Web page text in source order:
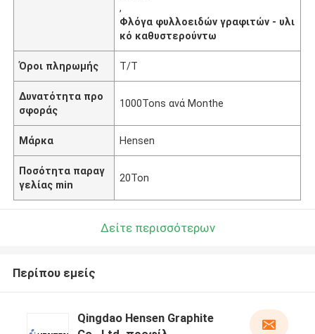
,
Φλόγα φυλλοειδών γραφιτών - υλι
κό καθυστερούντω
Όροι πληρωμής T/T
Δυνατότητα προ
σφοράς
1000Tons ανά Monthe
Μάρκα Hensen
Ποσότητα παραγ
γελίας min
20Ton
Δείτε περισσότερων
Περίπου εμείς
Qingdao Hensen Graphite